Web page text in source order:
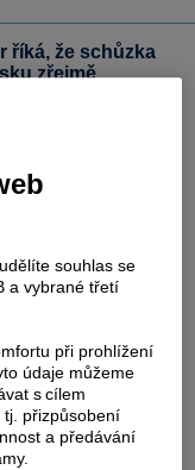
říká, že schůzka
zřejmě
v další
souhlas se
a vybrané třetí
při prohlížení
údaje můžeme
s cílem
tj. přizpůsobení
a předávání